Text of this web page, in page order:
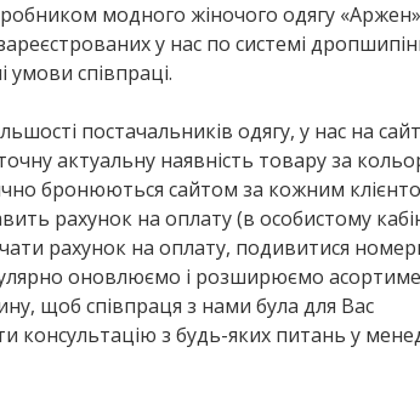
модного жіночого одягу
у нас по системі
умови співпраці.
постачальників одягу, у нас на
актуальну наявність товару за
бронюються сайтом за кожним
рахунок на оплату (в особистому
рахунок на оплату, подивитися
оновлюємо і розширюємо
щоб співпраця з нами була для Вас
з будь-яких питань у